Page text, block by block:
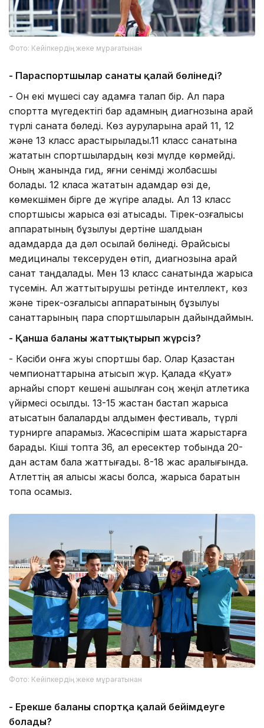
Фото: Кейіпкердің жеке мұрағатынан
- Параспортшылар санаты қалай бөлінеді?
- Он екі мүшесі сау адамға талап бір. Ал пара
спортта мүгедектігі бар адамның диагнозына қарай
түрлі санатқа бөледі. Көз ауруларына қарай 11, 12
және 13 класс қарастырылады.11 класс санатына
жататын спортшылардың көзі мүлде көрмейді.
Оның жанында гид, яғни сенімді жолбасшы
болады. 12 класқа жататын адамдар өзі де,
көмекшімен бірге де жүгіре алады. Ал 13 класс
спортшысы жарысқа өзі қатысады. Тірек-қозғалысы
аппаратының бұзылуы дертіне шалдыққан
адамдарда да дәл осылай бөлінеді. Әрқайсысы
медициналық тексеруден өтіп, диагнозына қарай
санат таңдалады. Мен 13 класс санатында жарысқа
түсемін. Ал жаттықтырушы ретінде интеллект, көз
және тірек-қозғалысы аппаратының бұзылуы
санаттарының пара спортшыларын дайындаймын.
- Қанша баланы жаттықтырып жүрсіз?
- Кәсіби онға жуық спортшы бар. Олар Қазақстан
чемпионаттарына қатысып жүр. Қалада «Қуат»
арнайы спорт кешені ашылған соң жеңіл атлетика
үйірмесі қосылды. 13-15 жастан бастап жарысқа
қатысатын балаларды алдымен фестиваль, түрлі
турнирге апарамыз. Жасөспірім шақта жарыстарға
барады. Кіші топта 36, ал ересектер тобында 20-
дан астам бала жаттығады. 8-18 жас аралығында.
Атлеттің аяқ алысы жақсы болса, жарысқа баратын
топқа қосамыз.
Фото: Кейіпкердің жеке мұрағатынан
- Ерекше баланы спортқа қалай бейімдеуге
болады?